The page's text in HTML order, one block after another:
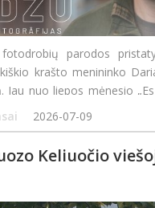
parodos
krašto menininko
Jau nuo liepos mėnesio „Es
Subatės kultūros
su i&scaron
2026-07-09
Keliuočio